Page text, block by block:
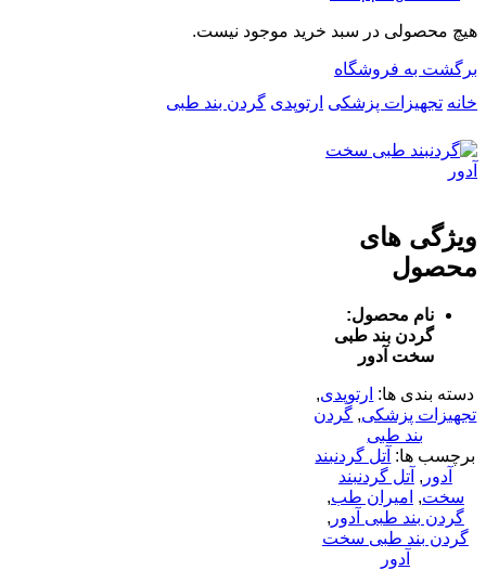
هیچ محصولی در سبد خرید موجود نیست.
برگشت به فروشگاه
خانه تجهیزات پزشکی ارتوپدی گردن بند طبی
ویژگی های
محصول
نام محصول:
گردن بند طبی
سخت آدور
دسته بندی ها: ارتوپدی,
تجهیزات پزشکی, گردن
بند طبی
برچسب ها: آتل گردنبند
آدور , آتل گردنبند
سخت, امیران طب,
گردن بند طبی آدور ,
گردن بند طبی سخت
آدور